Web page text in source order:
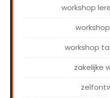
workshop
workshop
zakelijke